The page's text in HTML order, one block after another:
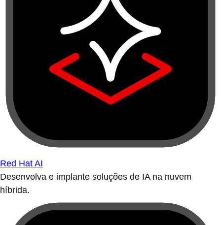
Red Hat AI
Desenvolva e implante soluções de IA na nuvem
híbrida.